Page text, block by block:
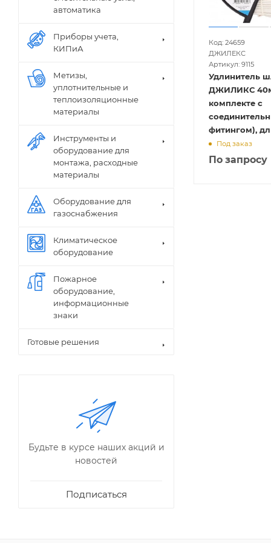
Код: 24659
ДЖИЛЕКС
Артикул: 9115
Удлинитель
ДЖИЛИКС
комплекте с
фитингом),
Под заказ
По запросу
автоматика
Приборы учета,
КИПиА
Метизы,
уплотнительные и
теплоизоляционные
материалы
Инструменты и
оборудование для
монтажа, расходные
материалы
Оборудование для
газоснабжения
Климатическое
оборудование
Пожарное
оборудование,
информационные
знаки
Готовые решения
Будьте в курсе наших акций и
новостей
Подписаться